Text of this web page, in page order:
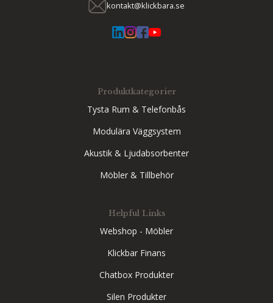
kontakt@klickbara.se
Produktkategorier
Tysta Rum & Telefonbås
Modulära Väggsystem
Akustik & Ljudabsorbenter
Möbler & Tillbehör
Helpful Links
Webshop - Möbler
Klickbar Finans
Chatbox Produkter
Silen Produkter